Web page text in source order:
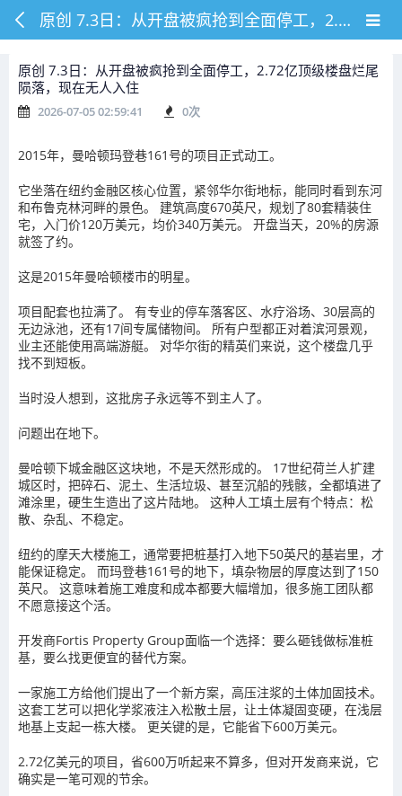
原创 7.3日：从开盘被疯抢到全面停工，2.72亿顶级楼盘烂尾陨落，现在无人入住
原创 7.3日：从开盘被疯抢到全面停工，2.72亿顶级楼盘烂尾
陨落，现在无人入住
2026-07-05 02:59:41 0次
2015年，曼哈顿玛登巷161号的项目正式动工。
它坐落在纽约金融区核心位置，紧邻华尔街地标，能同时看到东河
和布鲁克林河畔的景色。 建筑高度670英尺，规划了80套精装住
宅，入门价120万美元，均价340万美元。 开盘当天，20%的房源
就签了约。
这是2015年曼哈顿楼市的明星。
项目配套也拉满了。 有专业的停车落客区、水疗浴场、30层高的
无边泳池，还有17间专属储物间。 所有户型都正对着滨河景观，
业主还能使用高端游艇。 对华尔街的精英们来说，这个楼盘几乎
找不到短板。
当时没人想到，这批房子永远等不到主人了。
问题出在地下。
曼哈顿下城金融区这块地，不是天然形成的。 17世纪荷兰人扩建
城区时，把碎石、泥土、生活垃圾、甚至沉船的残骸，全都填进了
滩涂里，硬生生造出了这片陆地。 这种人工填土层有个特点：松
散、杂乱、不稳定。
纽约的摩天大楼施工，通常要把桩基打入地下50英尺的基岩里，才
能保证稳定。 而玛登巷161号的地下，填杂物层的厚度达到了150
英尺。 这意味着施工难度和成本都要大幅增加，很多施工团队都
不愿意接这个活。
开发商Fortis Property Group面临一个选择：要么砸钱做标准桩
基，要么找更便宜的替代方案。
一家施工方给他们提出了一个新方案，高压注浆的土体加固技术。
这套工艺可以把化学浆液注入松散土层，让土体凝固变硬，在浅层
地基上支起一栋大楼。 更关键的是，它能省下600万美元。
2.72亿美元的项目，省600万听起来不算多，但对开发商来说，它
确实是一笔可观的节余。